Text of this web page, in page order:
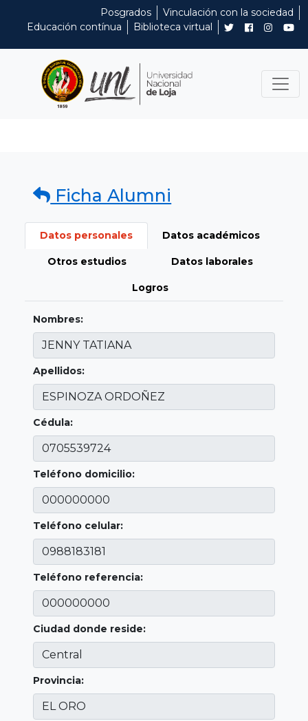
Posgrados
Vinculación con la sociedad
Educación contínua
Biblioteca virtual
Ficha Alumni
Datos personales Datos académicos
Otros estudios Datos laborales
Logros
Nombres:
Apellidos:
Cédula:
Teléfono domicilio:
Teléfono celular:
Teléfono referencia:
Ciudad donde reside:
Provincia: